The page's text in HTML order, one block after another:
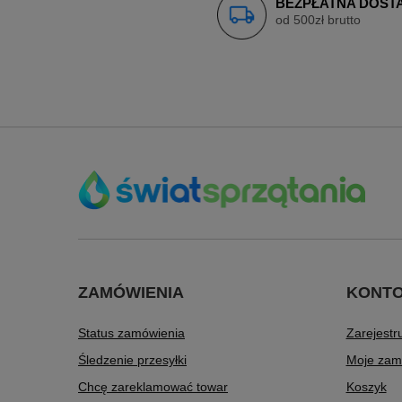
BEZPŁATNA
od 500zł brutto
ZAMÓWIENIA
Status zamówienia
Śledzenie przesyłki
Chcę zareklamować towar
Moje
Koszyk